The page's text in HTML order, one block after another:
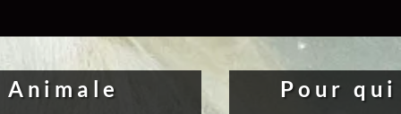
qui ? :tout animal